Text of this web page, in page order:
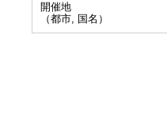
開催地
（都市, 国名）